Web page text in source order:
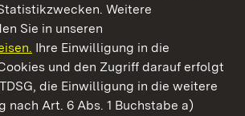
Weitere
Sie in unseren
Ihre Einwilligung in die
und den Zugriff darauf erfolgt
die Einwilligung in die weitere
nach Art. 6 Abs. 1 Buchstabe a)
Gärten Baden‑Württemberg
und Gärten Baden-Württemberg